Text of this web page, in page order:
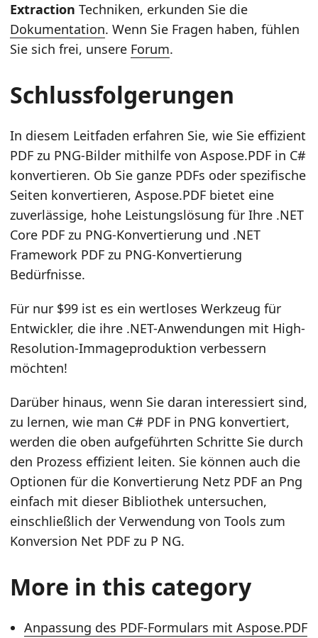
Extraction Techniken, erkunden Sie die
Dokumentation. Wenn Sie Fragen haben, fühlen
Sie sich frei, unsere Forum.
Schlussfolgerungen
In diesem Leitfaden erfahren Sie, wie Sie effizient
PDF zu PNG-Bilder mithilfe von Aspose.PDF in C#
konvertieren. Ob Sie ganze PDFs oder spezifische
Seiten konvertieren, Aspose.PDF bietet eine
zuverlässige, hohe Leistungslösung für Ihre .NET
Core PDF zu PNG-Konvertierung und .NET
Framework PDF zu PNG-Konvertierung
Bedürfnisse.
Für nur $99 ist es ein wertloses Werkzeug für
Entwickler, die ihre .NET-Anwendungen mit High-
Resolution-Immageproduktion verbessern
möchten!
Darüber hinaus, wenn Sie daran interessiert sind,
zu lernen, wie man C# PDF in PNG konvertiert,
werden die oben aufgeführten Schritte Sie durch
den Prozess effizient leiten. Sie können auch die
Optionen für die Konvertierung Netz PDF an Png
einfach mit dieser Bibliothek untersuchen,
einschließlich der Verwendung von Tools zum
Konversion Net PDF zu P NG.
More in this category
Anpassung des PDF-Formulars mit Aspose.PDF